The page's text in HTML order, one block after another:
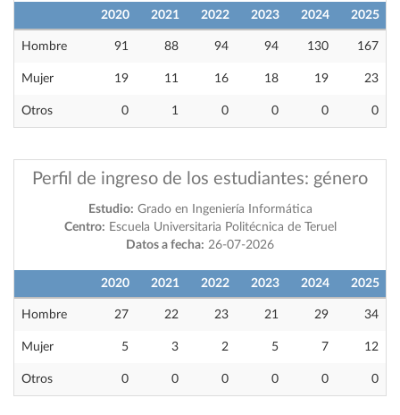
2020 2021 2022 2023 2024 2025
Hombre 91 88 94 94 130 167
Mujer 19 11 16 18 19 23
Otros 0 1 0 0 0 0
Perfil de ingreso de los estudiantes: género
Estudio: Grado en Ingeniería Informática
Centro: Escuela Universitaria Politécnica de Teruel
Datos a fecha: 26-07-2026
2020 2021 2022 2023 2024 2025
Hombre 27 22 23 21 29 34
Mujer 5 3 2 5 7 12
Otros 0 0 0 0 0 0